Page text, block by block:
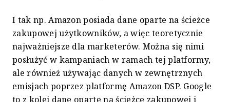
I tak np. Amazon posiada dane oparte na ścieżce
zakupowej użytkowników, a więc teoretycznie
najważniejsze dla marketerów. Można się nimi
posłużyć w kampaniach w ramach tej platformy,
ale również używając danych w zewnętrznych
emisjach poprzez platformę Amazon DSP. Google
to z kolei dane oparte na ścieżce zakupowej i